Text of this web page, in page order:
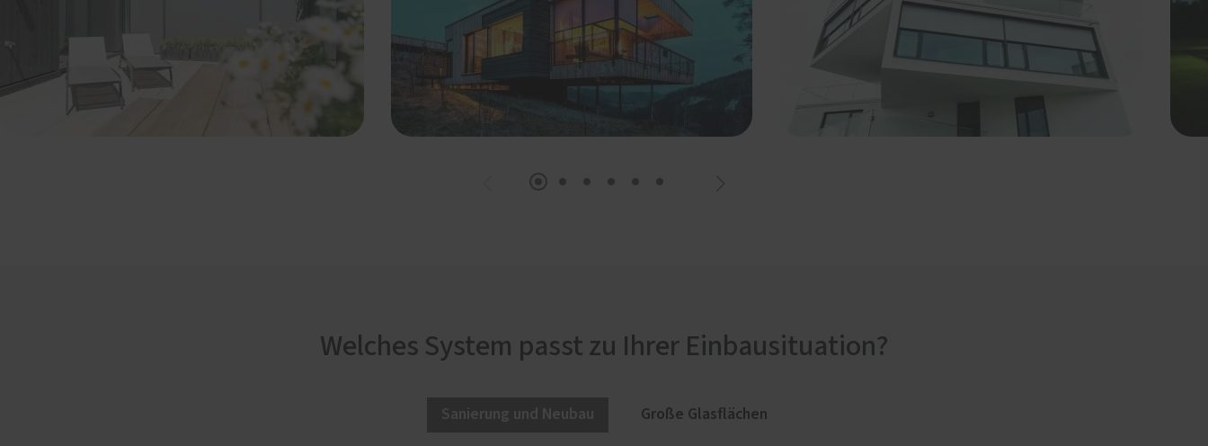
Welches System passt zu Ihrer Einbausituation?
Sanierung und Neubau Große Glasflächen